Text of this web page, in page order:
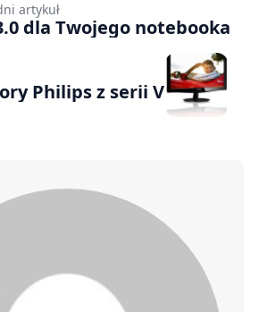
artykuł
dla Twojego notebooka
Philips z serii V